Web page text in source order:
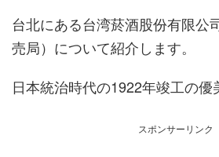
台北にある台湾菸酒股份有限公
売局）について紹介します。
日本統治時代の1922年竣工の優
スポンサーリンク